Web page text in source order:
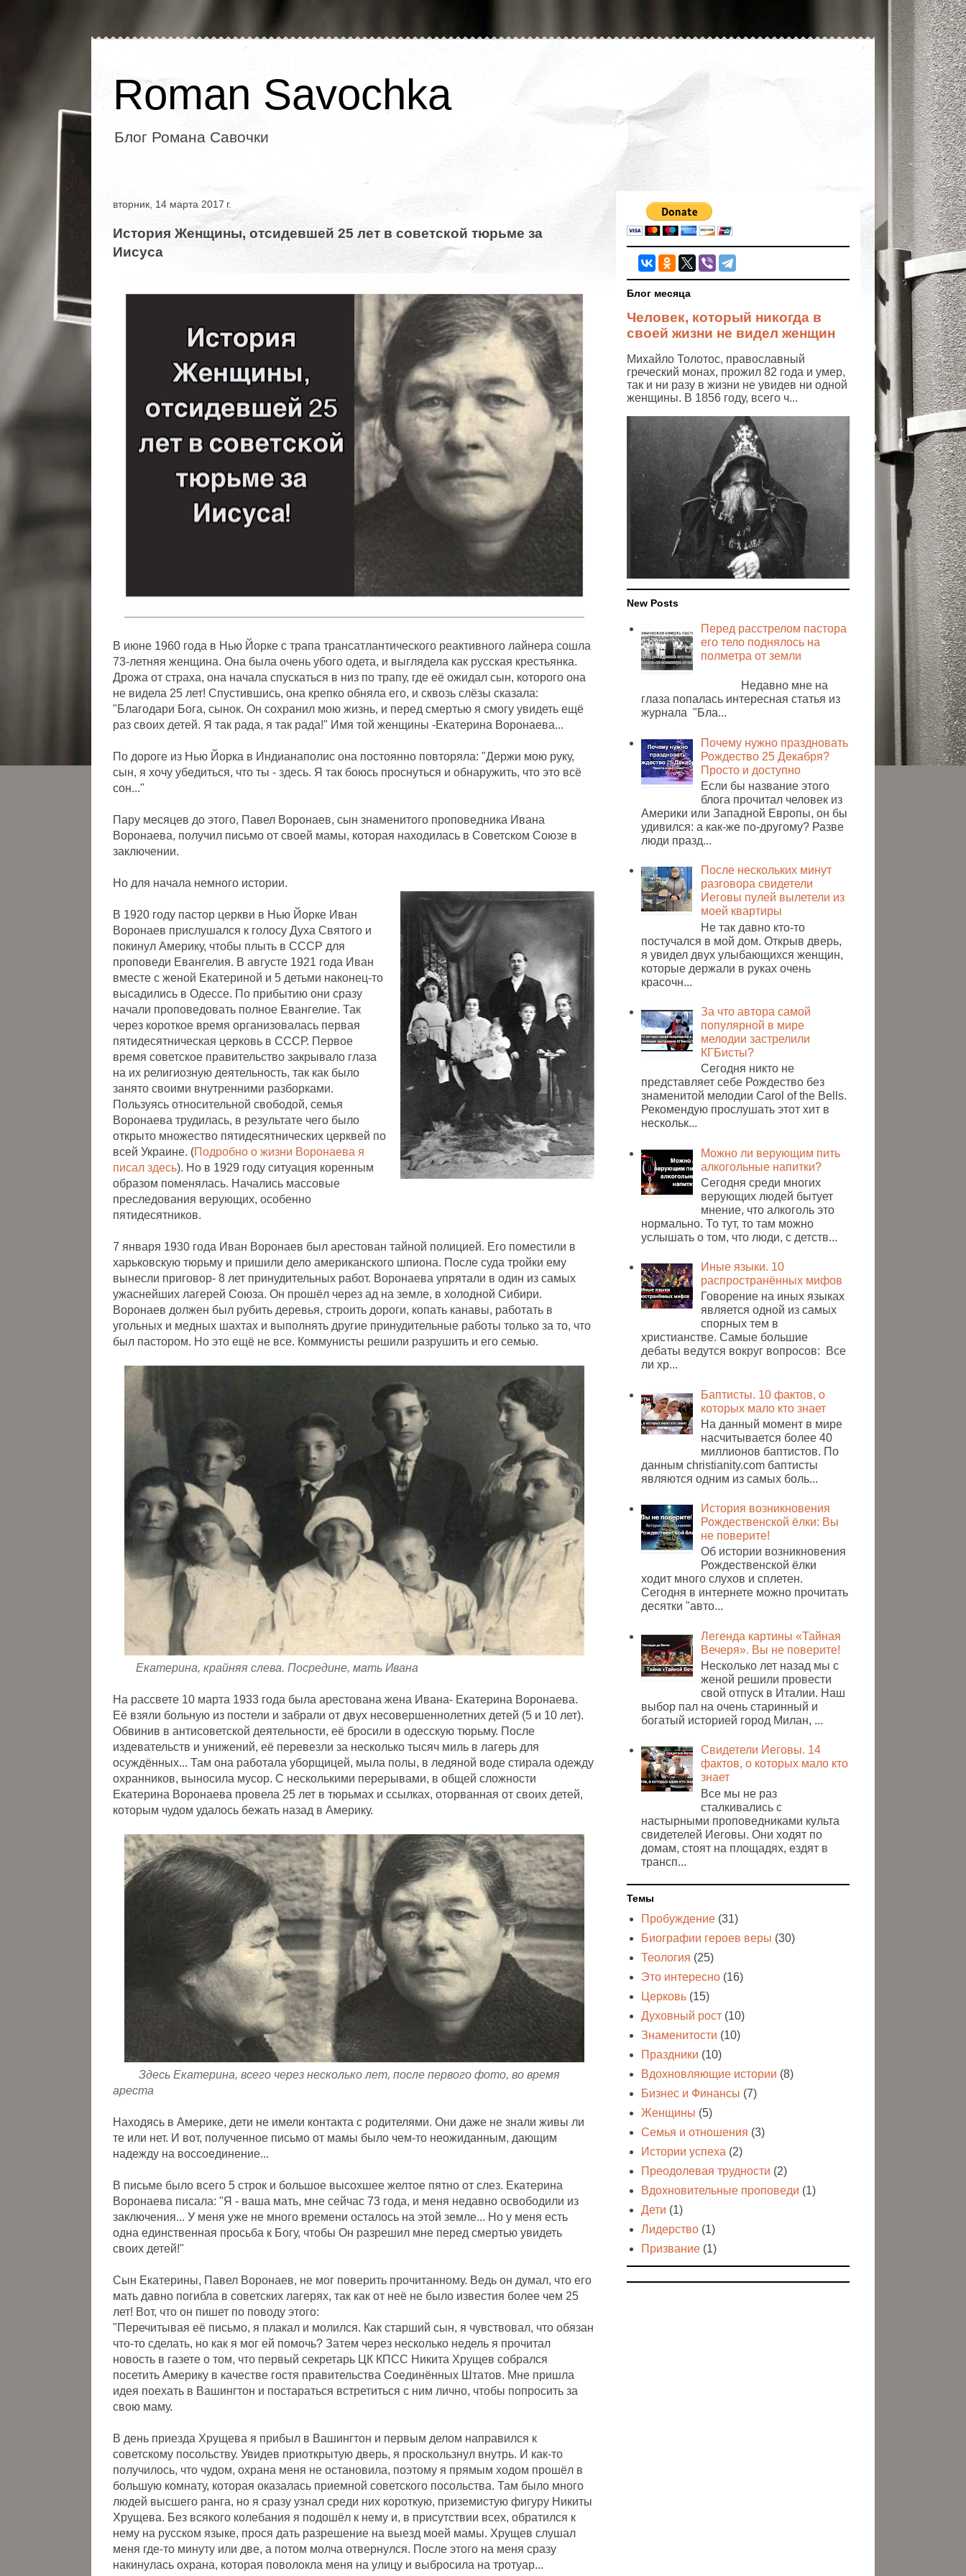
Roman Savochka
Блог Романа Савочки
вторник, 14 марта 2017 г.
История Женщины, отсидевшей 25 лет в советской тюрьме за
Иисуса
В июне 1960 года в Нью Йорке с трапа трансатлантического реактивного лайнера сошла
73-летняя женщина. Она была очень убого одета, и выглядела как русская крестьянка.
Дрожа от страха, она начала спускаться в низ по трапу, где её ожидал сын, которого она
не видела 25 лет! Спустившись, она крепко обняла его, и сквозь слёзы сказала:
"Благодари Бога, сынок. Он сохранил мою жизнь, и перед смертью я смогу увидеть ещё
раз своих детей. Я так рада, я так рада!" Имя той женщины -Екатерина Воронаева...
По дороге из Нью Йорка в Индианаполис она постоянно повторяла: "Держи мою руку,
сын, я хочу убедиться, что ты - здесь. Я так боюсь проснуться и обнаружить, что это всё
сон..."
Пару месяцев до этого, Павел Воронаев, сын знаменитого проповедника Ивана
Воронаева, получил письмо от своей мамы, которая находилась в Советском Союзе в
заключении.
Но для начала немного истории.
В 1920 году пастор церкви в Нью Йорке Иван
Воронаев прислушался к голосу Духа Святого и
покинул Америку, чтобы плыть в СССР для
проповеди Евангелия. В августе 1921 года Иван
вместе с женой Екатериной и 5 детьми наконец-то
высадились в Одессе. По прибытию они сразу
начали проповедовать полное Евангелие. Так
через короткое время организовалась первая
пятидесятническая церковь в СССР. Первое
время советское правительство закрывало глаза
на их религиозную деятельность, так как было
занято своими внутренними разборками.
Пользуясь относительной свободой, семья
Воронаева трудилась, в результате чего было
открыто множество пятидесятнических церквей по
всей Украине. (Подробно о жизни Воронаева я
писал здесь). Но в 1929 году ситуация коренным
образом поменялась. Начались массовые
преследования верующих, особенно
пятидесятников.
7 января 1930 года Иван Воронаев был арестован тайной полицией. Его поместили в
харьковскую тюрьму и пришили дело американского шпиона. После суда тройки ему
вынесли приговор- 8 лет принудительных работ. Воронаева упрятали в один из самых
ужаснейших лагерей Союза. Он прошёл через ад на земле, в холодной Сибири.
Воронаев должен был рубить деревья, строить дороги, копать канавы, работать в
угольных и медных шахтах и выполнять другие принудительные работы только за то, что
был пастором. Но это ещё не все. Коммунисты решили разрушить и его семью.
Екатерина, крайняя слева. Посредине, мать Ивана
На рассвете 10 марта 1933 года была арестована жена Ивана- Екатерина Воронаева.
Её взяли больную из постели и забрали от двух несовершеннолетних детей (5 и 10 лет).
Обвинив в антисоветской деятельности, её бросили в одесскую тюрьму. После
издевательств и унижений, её перевезли за несколько тысяч миль в лагерь для
осуждённых... Там она работала уборщицей, мыла полы, в ледяной воде стирала одежду
охранников, выносила мусор. С несколькими перерывами, в общей сложности
Екатерина Воронаева провела 25 лет в тюрьмах и ссылках, оторванная от своих детей,
которым чудом удалось бежать назад в Америку.
Здесь Екатерина, всего через несколько лет, после первого фото, во время
ареста
Находясь в Америке, дети не имели контакта с родителями. Они даже не знали живы ли
те или нет. И вот, полученное письмо от мамы было чем-то неожиданным, дающим
надежду на воссоединение...
В письме было всего 5 строк и большое высохшее желтое пятно от слез. Екатерина
Воронаева писала: "Я - ваша мать, мне сейчас 73 года, и меня недавно освободили из
заключения... У меня уже не много времени осталось на этой земле... Но у меня есть
одна единственная просьба к Богу, чтобы Он разрешил мне перед смертью увидеть
своих детей!"
Сын Екатерины, Павел Воронаев, не мог поверить прочитанному. Ведь он думал, что его
мать давно погибла в советских лагерях, так как от неё не было известия более чем 25
лет! Вот, что он пишет по поводу этого:
"Перечитывая её письмо, я плакал и молился. Как старший сын, я чувствовал, что обязан
что-то сделать, но как я мог ей помочь? Затем через несколько недель я прочитал
новость в газете о том, что первый секретарь ЦК КПСС Никита Хрущев собрался
посетить Америку в качестве гостя правительства Соединённых Штатов. Мне пришла
идея поехать в Вашингтон и постараться встретиться с ним лично, чтобы попросить за
свою маму.
В день приезда Хрущева я прибыл в Вашингтон и первым делом направился к
советскому посольству. Увидев приоткрытую дверь, я проскользнул внутрь. И как-то
получилось, что чудом, охрана меня не остановила, поэтому я прямым ходом прошёл в
большую комнату, которая оказалась приемной советского посольства. Там было много
людей высшего ранга, но я сразу узнал среди них короткую, приземистую фигуру Никиты
Хрущева. Без всякого колебания я подошёл к нему и, в присутствии всех, обратился к
нему на русском языке, прося дать разрешение на выезд моей мамы. Хрущев слушал
меня где-то минуту или две, а потом молча отвернулся. После этого на меня сразу
накинулась охрана, которая поволокла меня на улицу и выбросила на тротуар...
Блог месяца
Человек, который никогда в
своей жизни не видел женщин
Михайло Толотос, православный
греческий монах, прожил 82 года и умер,
так и ни разу в жизни не увидев ни одной
женщины. В 1856 году, всего ч...
New Posts
Перед расстрелом пастора
его тело поднялось на
полметра от земли
Недавно мне на
глаза попалась интересная статья из
журнала "Бла...
Почему нужно праздновать
Рождество 25 Декабря?
Просто и доступно
Если бы название этого
блога прочитал человек из
Америки или Западной Европы, он бы
удивился: а как-же по-другому? Разве
люди празд...
После нескольких минут
разговора свидетели
Иеговы пулей вылетели из
моей квартиры
Не так давно кто-то
постучался в мой дом. Открыв дверь,
я увидел двух улыбающихся женщин,
которые держали в руках очень
красочн...
За что автора самой
популярной в мире
мелодии застрелили
КГБисты?
Сегодня никто не
представляет себе Рождество без
знаменитой мелодии Carol of the Bells.
Рекомендую прослушать этот хит в
нескольк...
Можно ли верующим пить
алкогольные напитки?
Сегодня среди многих
верующих людей бытует
мнение, что алкоголь это
нормально. То тут, то там можно
услышать о том, что люди, с детств...
Иные языки. 10
распространённых мифов
Говорение на иных языках
является одной из самых
спорных тем в
христианстве. Самые большие
дебаты ведутся вокруг вопросов: Все
ли хр...
Баптисты. 10 фактов, о
которых мало кто знает
На данный момент в мире
насчитывается более 40
миллионов баптистов. По
данным christianity.com баптисты
являются одним из самых боль...
История возникновения
Рождественской ёлки: Вы
не поверите!
Об истории возникновения
Рождественской ёлки
ходит много слухов и сплетен.
Сегодня в интернете можно прочитать
десятки "авто...
Легенда картины «Тайная
Вечеря». Вы не поверите!
Несколько лет назад мы с
женой решили провести
свой отпуск в Италии. Наш
выбор пал на очень старинный и
богатый историей город Милан, ...
Свидетели Иеговы. 14
фактов, о которых мало кто
знает
Все мы не раз
сталкивались с
настырными проповедниками культа
свидетелей Иеговы. Они ходят по
домам, стоят на площадях, ездят в
трансп...
Темы
Пробуждение (31)
Биографии героев веры (30)
Теология (25)
Это интересно (16)
Церковь (15)
Духовный рост (10)
Знаменитости (10)
Праздники (10)
Вдохновляющие истории (8)
Бизнес и Финансы (7)
Женщины (5)
Семья и отношения (3)
Истории успеха (2)
Преодолевая трудности (2)
Вдохновительные проповеди (1)
Дети (1)
Лидерство (1)
Призвание (1)